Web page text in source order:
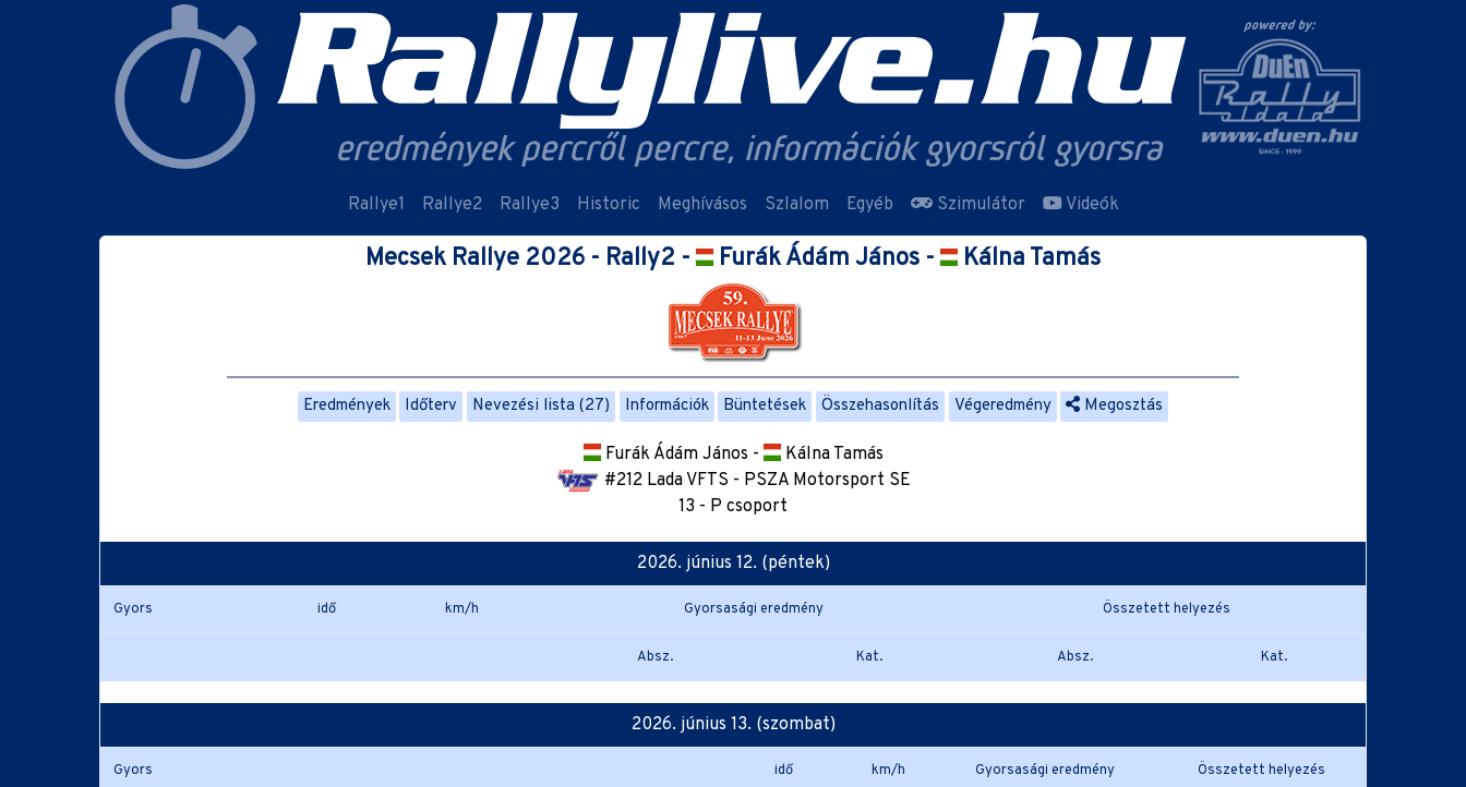
Rallye1 Rallye2 Rallye3 Historic Meghívásos Szlalom Egyéb Szimulátor Videók
Mecsek Rallye 2026 - Rally2 - Furák Ádám János - Kálna Tamás
Eredmények Időterv Nevezési lista (27) Információk Büntetések Összehasonlítás Végeredmény Megosztás
Furák Ádám János -
Kálna Tamás
#212 Lada VFTS - PSZA Motorsport SE
13 - P csoport
2026. június 12. (péntek)
Gyors idő km/h Gyorsasági eredmény Összetett helyezés
Absz. Kat. Absz. Kat.
2026. június 13. (szombat)
Gyors idő km/h Gyorsasági eredmény Összetett helyezés